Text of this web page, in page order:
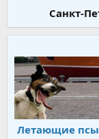
Санкт-
Летающие псы